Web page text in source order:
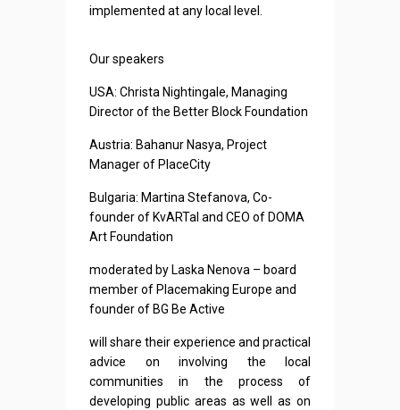
implemented at any local level.
Our speakers
USA: Christa Nightingale, Managing
Director of the Better Block Foundation
Austria: Bahanur Nasya, Project
Manager of PlaceCity
Bulgaria: Martina Stefanova, Co-
founder of KvARTal and CEO of DOMA
Art Foundation
moderated by Laska Nenova – board
member of Placemaking Europe and
founder of BG Be Active
will share their experience and practical
advice on involving the local
communities in the process of
developing public areas as well as on